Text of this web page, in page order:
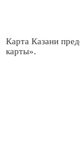
Карта Казани
карты».